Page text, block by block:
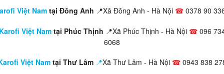
Việt Nam tại Đông Anh 📍Xã Đông Anh - Hà Nội ☎ 0378 90
Việt Namtại Phúc Thịnh 📍Xã Phúc Thịnh - Hà Nội ☎096
6068
Việt Namtại Thư Lâm 📍Xã Thư Lâm - Hà Nội ☎ 0943 838